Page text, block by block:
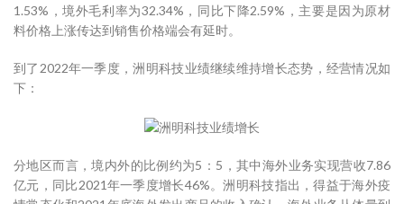
1.53%，境外毛利率为32.34%，同比下降2.59%，主要是因为原材
料价格上涨传达到销售价格端会有延时。
到了2022年一季度，洲明科技业绩继续维持增长态势，经营情况如
下：
分地区而言，境内外的比例约为5：5，其中海外业务实现营收7.86
亿元，同比2021年一季度增长46%。洲明科技指出，得益于海外疫